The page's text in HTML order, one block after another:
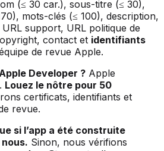
(≤ 30 car.), sous-titre (≤ 30),
mots-clés (≤ 100), description,
support, URL politique de
contact et identifiants
de revue Apple.
Developer ? Apple
. Louez le nôtre pour 50
certificats, identifiants et
revue.
si l’app a été construite
Sinon, nous vérifions